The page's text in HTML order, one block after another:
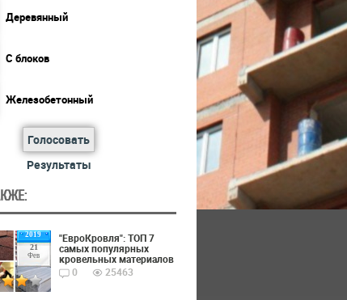
Деревянный
С блоков
Железобетонный
Голосовать
Результаты
2019
21
Фев
"ЕвроКровля": ТОП 7
самых популярных
кровельных материалов
0
25463